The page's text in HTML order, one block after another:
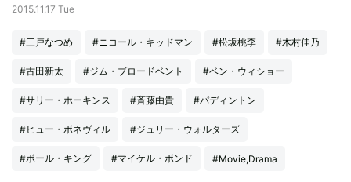
2015.11.17 Tue
#三戸なつめ #ニコール・キッドマン #松坂桃李 #木村佳乃
#古田新太 #ジム・ブロードベント #ベン・ウィショー
#サリー・ホーキンス #斉藤由貴 #パディントン
#ヒュー・ボネヴィル #ジュリー・ウォルターズ
#ポール・キング #マイケル・ボンド #Movie,Drama